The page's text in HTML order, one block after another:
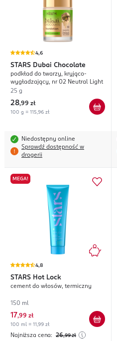
4,6
STARS Dubai Chocolate
podkład do twarzy, kryjąco-
wygładzający, nr 02 Neutral Light
25 g
28,99 zł
100 g = 115,96 zł
Niedostępny online
Sprawdź dostępność w
drogerii
MEGA!
4,8
STARS Hot Lock
cement do włosów, termiczny
150 ml
17,99 zł
100 ml = 11,99 zł
Najniższa cena: 26,99 zł